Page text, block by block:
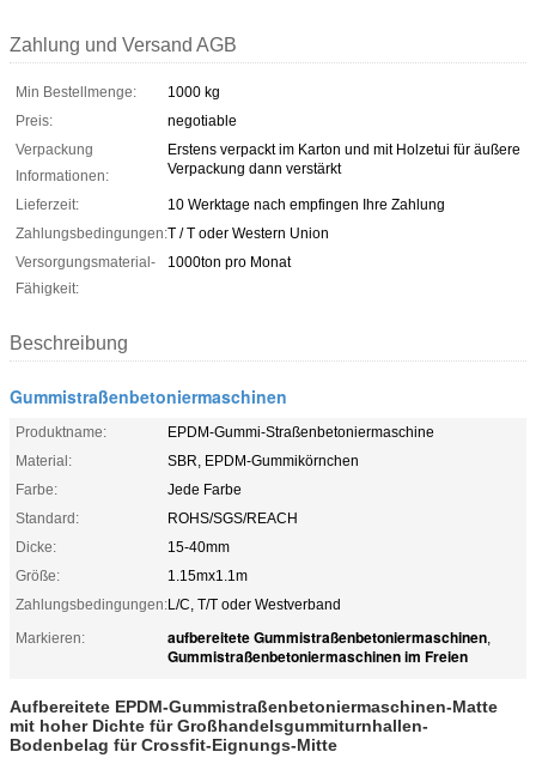
Zahlung und Versand AGB
Min Bestellmenge:
1000 kg
Preis:
negotiable
Verpackung
Informationen:
Erstens verpackt im Karton und mit Holzetui für äußere
Verpackung dann verstärkt
Lieferzeit:
10 Werktage nach empfingen Ihre Zahlung
Zahlungsbedingungen:T / T oder Western Union
Versorgungsmaterial-
Fähigkeit:
1000ton pro Monat
Beschreibung
Gummistraßenbetoniermaschinen
Produktname:
EPDM-Gummi-Straßenbetoniermaschine
Material:
SBR, EPDM-Gummikörnchen
Farbe:
Jede Farbe
Standard:
ROHS/SGS/REACH
Dicke:
15-40mm
Größe:
1.15mx1.1m
Zahlungsbedingungen:L/C, T/T oder Westverband
Markieren:
aufbereitete Gummistraßenbetoniermaschinen,
Gummistraßenbetoniermaschinen im Freien
Aufbereitete EPDM-Gummistraßenbetoniermaschinen-Matte
mit hoher Dichte für Großhandelsgummiturnhallen-
Bodenbelag für Crossfit-Eignungs-Mitte